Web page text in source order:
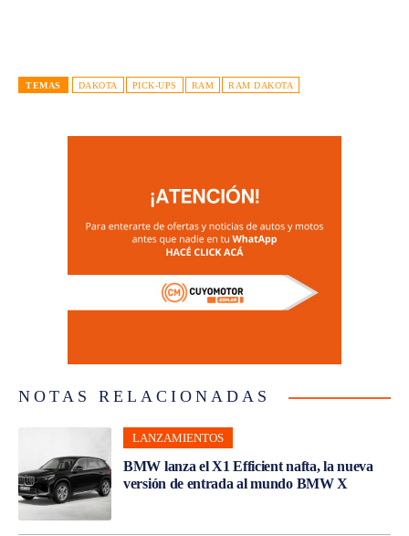
TEMAS DAKOTA PICK-UPS RAM RAM DAKOTA
NOTAS RELACIONADAS
LANZAMIENTOS
BMW lanza el X1 Efficient nafta, la nueva
versión de entrada al mundo BMW X